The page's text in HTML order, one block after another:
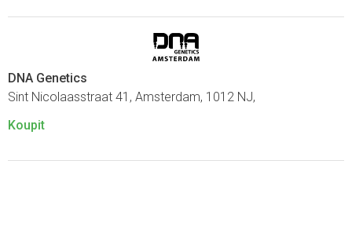
DNA Genetics
Sint Nicolaasstraat 41, Amsterdam, 1012 NJ,
Koupit